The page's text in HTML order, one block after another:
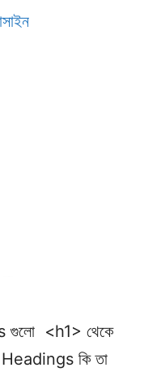
<h1> থেকে
Headings কি তা